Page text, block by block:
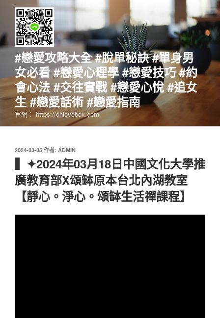
要
#戀愛攻略大全 #脫單秘訣 #單身男
女必看 #戀愛心理學 #戀愛技巧 #約
會心法 #交往實戰 #戀愛心悅 #追女
生 #戀愛話術 #戀愛指南
官網： https://onlovebox.com
發
佈
2024-03-05 作者: ADMIN
▍✦2024年03月18日中國文化大學推
廣教育部X頌缽原本台北內湖教室
【靜心。淨心。頌缽生活禪課程】